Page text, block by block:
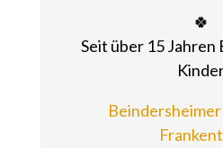
🍀
Seit über 15